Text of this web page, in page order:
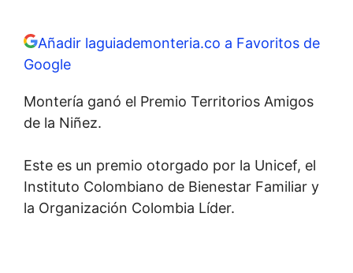
Añadir laguiademonteria.co a Favoritos de
Google
Montería ganó el Premio Territorios Amigos
de la Niñez.
Este es un premio otorgado por la Unicef, el
Instituto Colombiano de Bienestar Familiar y
la Organización Colombia Líder.